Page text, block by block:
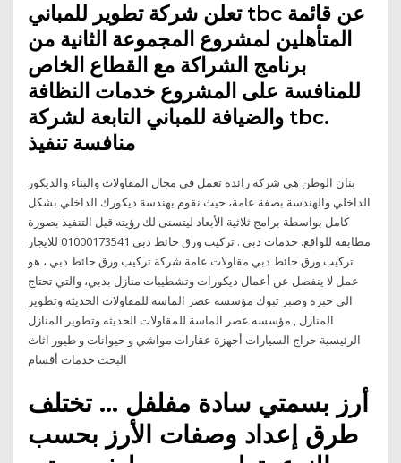
تعلن شركة تطوير للمباني tbc عن قائمة
المتأهلين لمشروع المجموعة الثانية من
برنامج الشراكة مع القطاع الخاص
للمنافسة على المشروع خدمات النظافة
والضيافة للمباني التابعة لشركة tbc.
منافسة تنفيذ
بنان الوطن هي شركة رائدة تعمل في مجال المقاولات والبناء والديكور
الداخلي والهندسة بصفة عامة، حيث نقوم بهندسة ديكورك الداخلي بشكل
كامل بواسطة برامج ثلاثية الأبعاد ليتسنى لك رؤيته قبل التنفيذ بصورة
مطابقة للواقع. خدمات دبى . تركيب ورق حائط دبي 01000173541 للايجار
تركيب ورق حائط دبي مقاولات عامة شركة تركيب ورق حائط دبي ، هو
عمل لا ينفصل عن أعمال ديكورات وتشطيبات منازل بدبي، والتي تحتاج
الى خبرة وصبر تبوك مؤسسة عصر الماسة للمقاولات الحديثه وتطوير
المنازل , مؤسسه عصر الماسة للمقاولات الحديثه وتطوير المنازل
الرئيسية حراج السيارات أجهزة عقارات مواشي و حيوانات و طيور اثاث
البحث خدمات أقسام
أرز بسمتي سادة مفلفل … تختلف
طرق إعداد وصفات الأرز بحسب